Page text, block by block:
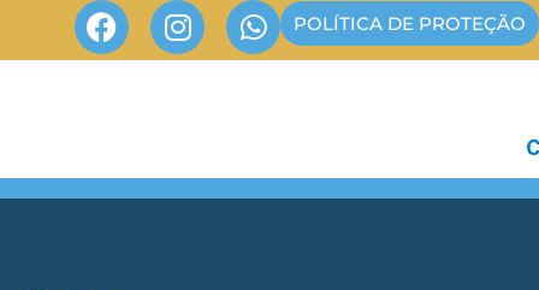
POLÍTICA DE PROTEÇÃO